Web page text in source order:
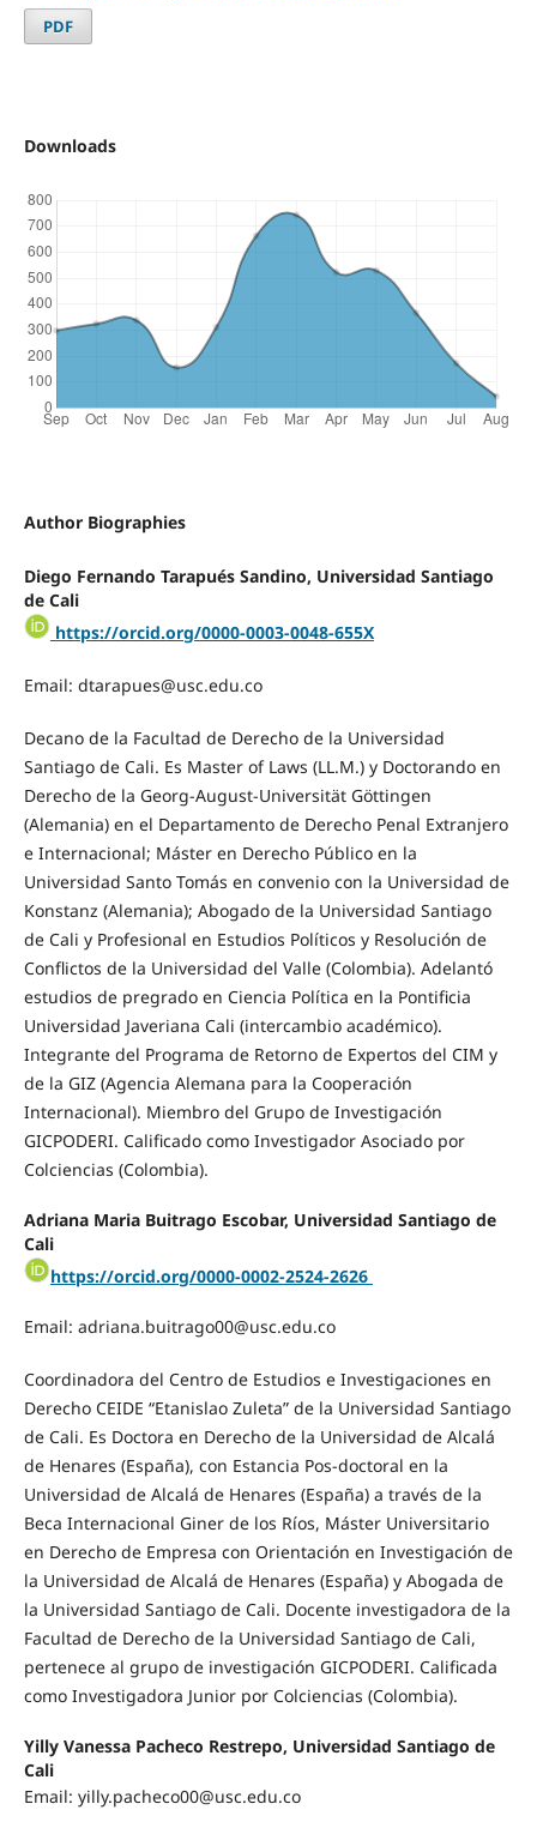
PDF
Downloads
Author Biographies
Diego Fernando Tarapués Sandino, Universidad Santiago
de Cali
https://orcid.org/0000-0003-0048-655X
Email: dtarapues@usc.edu.co
Decano de la Facultad de Derecho de la Universidad
Santiago de Cali. Es Master of Laws (LL.M.) y Doctorando en
Derecho de la Georg-August-Universität Göttingen
(Alemania) en el Departamento de Derecho Penal Extranjero
e Internacional; Máster en Derecho Público en la
Universidad Santo Tomás en convenio con la Universidad de
Konstanz (Alemania); Abogado de la Universidad Santiago
de Cali y Profesional en Estudios Políticos y Resolución de
Conflictos de la Universidad del Valle (Colombia). Adelantó
estudios de pregrado en Ciencia Política en la Pontificia
Universidad Javeriana Cali (intercambio académico).
Integrante del Programa de Retorno de Expertos del CIM y
de la GIZ (Agencia Alemana para la Cooperación
Internacional). Miembro del Grupo de Investigación
GICPODERI. Calificado como Investigador Asociado por
Colciencias (Colombia).
Adriana Maria Buitrago Escobar, Universidad Santiago de
Cali
https://orcid.org/0000-0002-2524-2626
Email: adriana.buitrago00@usc.edu.co
Coordinadora del Centro de Estudios e Investigaciones en
Derecho CEIDE “Etanislao Zuleta” de la Universidad Santiago
de Cali. Es Doctora en Derecho de la Universidad de Alcalá
de Henares (España), con Estancia Pos-doctoral en la
Universidad de Alcalá de Henares (España) a través de la
Beca Internacional Giner de los Ríos, Máster Universitario
en Derecho de Empresa con Orientación en Investigación de
la Universidad de Alcalá de Henares (España) y Abogada de
la Universidad Santiago de Cali. Docente investigadora de la
Facultad de Derecho de la Universidad Santiago de Cali,
pertenece al grupo de investigación GICPODERI. Calificada
como Investigadora Junior por Colciencias (Colombia).
Yilly Vanessa Pacheco Restrepo, Universidad Santiago de
Cali
Email: yilly.pacheco00@usc.edu.co